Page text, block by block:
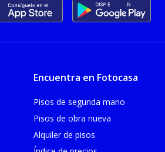
Encuentra en Fotocasa
Pisos de segunda mano
Pisos de obra nueva
Alquiler de pisos